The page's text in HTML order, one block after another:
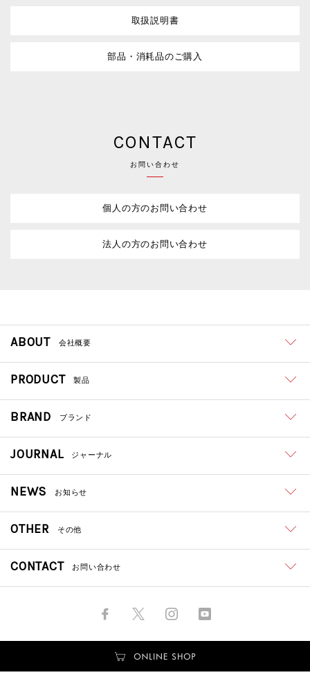
取扱説明書
部品・消耗品のご購入
CONTACT
お問い合わせ
個人の方のお問い合わせ
法人の方のお問い合わせ
ABOUT 会社概要
PRODUCT 製品
BRAND ブランド
JOURNAL ジャーナル
NEWS お知らせ
OTHER その他
CONTACT お問い合わせ